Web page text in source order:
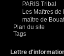
PARIS Tribal
Les Maîtres de
maître de
Plan du site
Tags
Lettre